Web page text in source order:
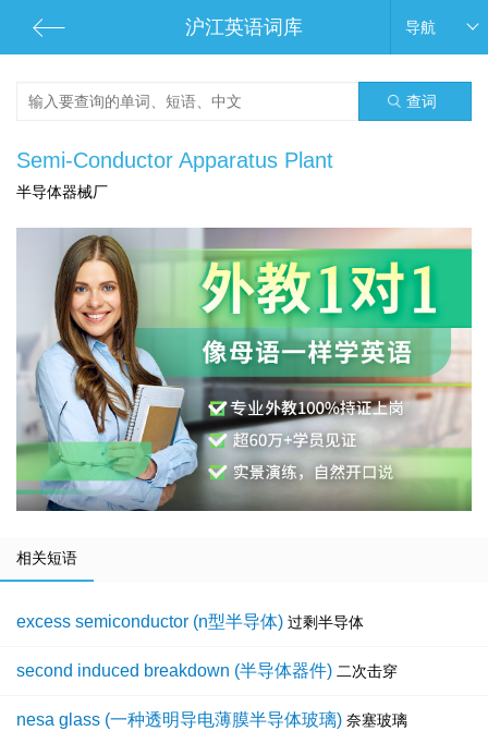
沪江英语词库 导航
查词
Semi-Conductor Apparatus Plant
半导体器械厂
相关短语
excess semiconductor (n型半导体) 过剩半导体
second induced breakdown (半导体器件) 二次击穿
nesa glass (一种透明导电薄膜半导体玻璃) 奈塞玻璃